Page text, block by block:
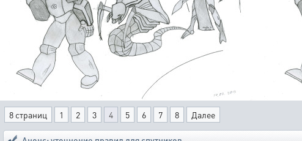
8 страниц 1 2 3 4 5 6 7 8 Далее